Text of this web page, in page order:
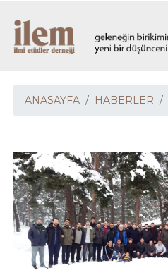
ANASAYFA HABERLER